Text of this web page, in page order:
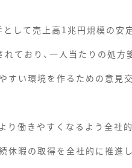
して売上高1兆円規模の安
ており、一人当たりの処方
すい環境を作るための意見
働きやすくなるよう全社
暇の取得を全社的に推進